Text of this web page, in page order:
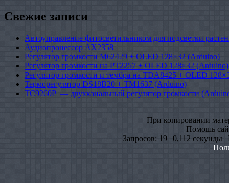
Свежие записи
Автоуправление фитосветильником для подсветки
Аудиопроцессор AX2358
Регулятор громкости M62429 + OLED 128×32 (Arduino)
Регулятор громкости на PT2257 + OLED 128×32 (Arduino)
Регулятор громкости и тембра на TDA8425 + OLED
Терморегулятор DS18B20 + TM1637 (Arduino)
TC9260P — двухканальный регулятор громкости
При копировании
Помошь
Запросов: 19 | 0,112 секунды